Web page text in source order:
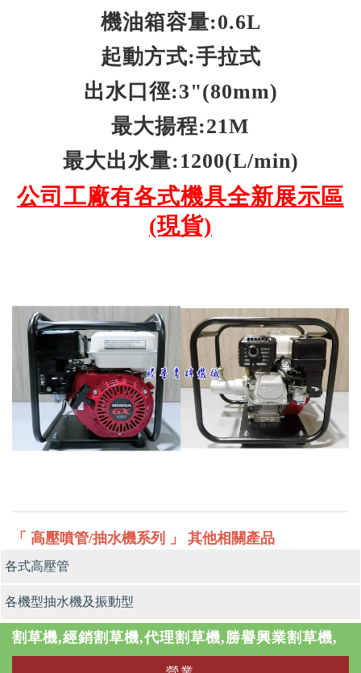
機油箱容量:0.6L
起動方式:手拉式
出水口徑:3"(80mm)
最大揚程:21M
最大出水量:1200(L/min)
公司工廠有各式機具全新展示區
(現貨)
「 高壓噴管/抽水機系列 」 其他相關產品
各式高壓管
各機型抽水機及振動型
割草機,經銷割草機,代理割草機,勝譽興業割草機,